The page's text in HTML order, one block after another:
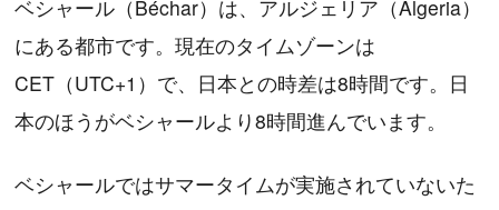
ベシャール（Béchar）は、アルジェリア（Algeria）
にある都市です。現在のタイムゾーンは
CET（UTC+1）で、日本との時差は8時間です。日
本のほうがベシャールより8時間進んでいます。
ベシャールではサマータイムが実施されていないた